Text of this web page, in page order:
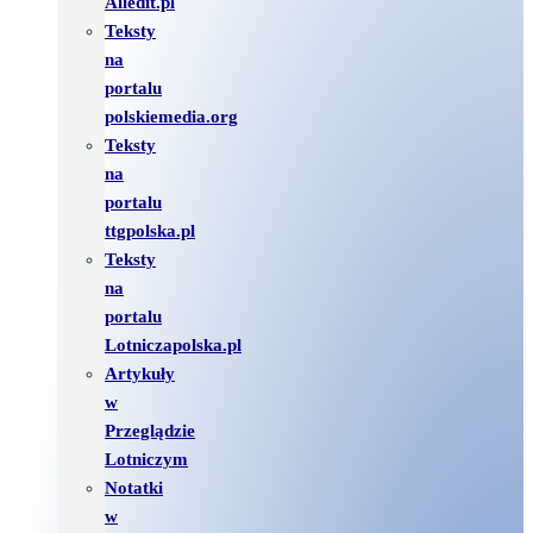
Teksty
na
portalu
polskiemedia.org
Teksty
na
portalu
ttgpolska.pl
Teksty
na
portalu
Lotniczapolska.pl
Artykuły
w
Przeglądzie
Lotniczym
Notatki
w